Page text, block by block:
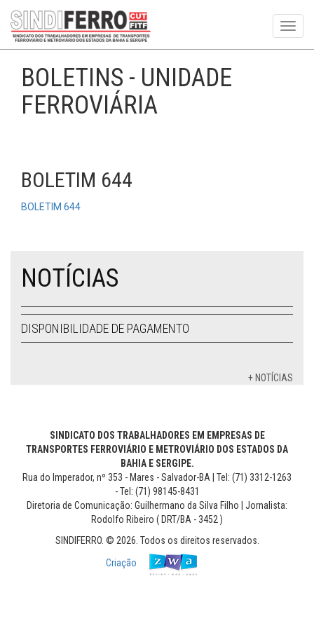
BOLETINS - UNIDADE
FERROVIÁRIA
BOLETIM 644
BOLETIM 644
NOTÍCIAS
DISPONIBILIDADE DE PAGAMENTO
+ NOTÍCIAS
SINDICATO DOS TRABALHADORES EM EMPRESAS DE
TRANSPORTES FERROVIÁRIO E METROVIÁRIO DOS ESTADOS DA
BAHIA E SERGIPE.
Rua do Imperador, nº 353 - Mares - Salvador-BA | Tel: (71) 3312-1263
- Tel: (71) 98145-8431
Diretoria de Comunicação: Guilhermano da Silva Filho | Jornalista:
Rodolfo Ribeiro ( DRT/BA - 3452 )
SINDIFERRO. © 2026. Todos os direitos reservados.
Criação